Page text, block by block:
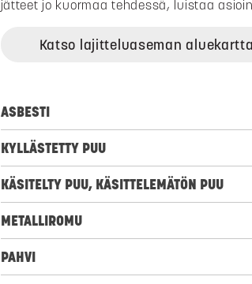
jätteet jo kuormaa tehdessä, luistaa
Katso lajitteluaseman
ASBESTI
KYLLÄSTETTY PUU
KÄSITELTY PUU, KÄSITTELEMÄTÖN PUU
METALLIROMU
PAHVI